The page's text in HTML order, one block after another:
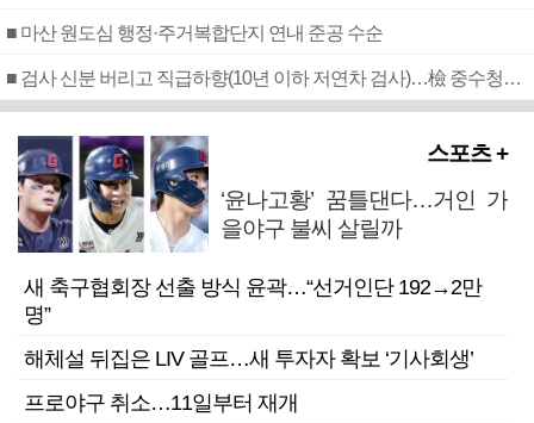
■ 마산 원도심 행정·주거복합단지 연내 준공 수순
■ 검사 신분 버리고 직급하향(10년 이하 저연차 검사)…檢 중수청행 기피
스포츠 +
‘윤나고황’ 꿈틀댄다…거인 가
을야구 불씨 살릴까
새 축구협회장 선출 방식 윤곽…“선거인단 192→2만
명”
해체설 뒤집은 LIV 골프…새 투자자 확보 ‘기사회생’
프로야구 취소…11일부터 재개